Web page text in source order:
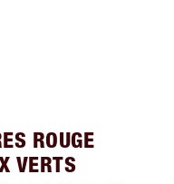
ROUGE
VERTS